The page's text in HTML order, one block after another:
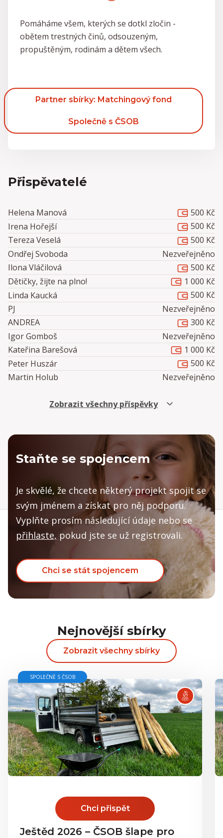
Pomáháme všem, kterých se dotkl zločin -
obětem trestných činů, odsouzeným,
propuštěným, rodinám a dětem všech.
Partner sbírky: Matchingový fond
Společně s ČSOB
Přispěvatelé
Helena Manová
500 Kč
Irena Hořejší
500 Kč
Tereza Veselá
500 Kč
Ondřej Svoboda
Nezveřejněno
Ilona Vláčilová
500 Kč
Dětičky, žijte na plno!
1 000 Kč
Linda Kaucká
500 Kč
PJ
Nezveřejněno
ANDREA
300 Kč
Igor Gomboš
Nezveřejněno
Kateřina Barešová
1 000 Kč
Peter Huszár
500 Kč
Martin Holub
Nezveřejněno
Michaela Hrabovská
Petra Přívratská
Nezveřejněno
Kristína Březinová
Nezveřejněno
1 000 Kč
Bára V.
2 000 Kč
Zobrazit všechny příspěvky
Staňte se spojencem
Je skvělé, že chcete některý projekt spojit se
svým jménem a získat pro něj podporu.
Vyplňte prosím následující údaje nebo se
přihlaste, pokud jste se už registrovali.
Chci se stát spojencem
Nejnovější sbírky
Zobrazit všechny sbírky
SPOLEČNĚ S ČSOB
Chci přispět
Ještěd 2026 – ČSOB šlape pro